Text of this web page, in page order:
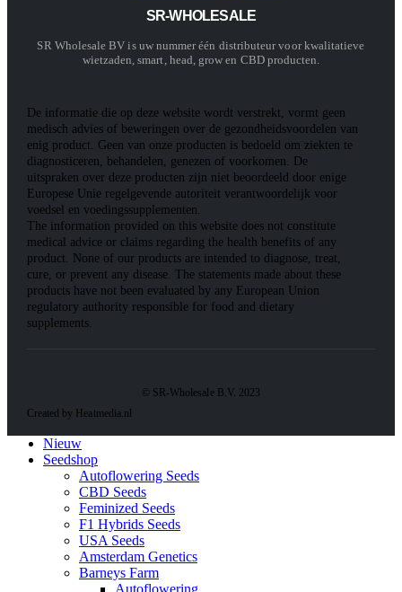
SR-WHOLESALE
SR Wholesale BV is uw nummer één distributeur voor kwalitatieve
wietzaden, smart, head, grow en CBD producten.
De informatie die op deze website wordt verstrekt, vormt geen
medisch advies of beweringen over de gezondheidsvoordelen van
enig product. Geen van onze producten is bedoeld om ziekten te
diagnosticeren, behandelen, genezen of voorkomen. De
uitspraken over deze producten zijn niet beoordeeld door enige
Europese Unie regelgevende autoriteit verantwoordelijk voor
voedsel en voedingssupplementen.
The information provided on this website does not constitute
medical advice or claims regarding the health benefits of any
product. None of our products are intended to diagnose, treat,
cure, or prevent any disease. The statements made about these
products have not been evaluated by any European Union
regulatory authority responsible for food and dietary
supplements.
© SR-Wholesale B.V. 2023
Created by Heatmedia.nl
Nieuw
Seedshop
Autoflowering Seeds
CBD Seeds
Feminized Seeds
F1 Hybrids Seeds
USA Seeds
Amsterdam Genetics
Barneys Farm